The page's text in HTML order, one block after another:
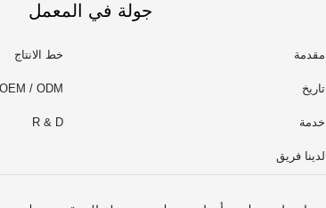
مقدمة
تاريخ
خدمة
لدينا فريق
جولة في المعمل
خط الانتاج
OEM / ODM
R & D